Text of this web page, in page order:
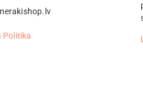
Politika